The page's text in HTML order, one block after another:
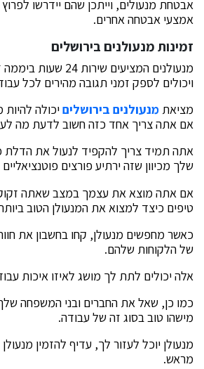
אבטחת מנעולים, וייתכן שהם יידרשו
אמצעי אבטחה אחרים.
זמינות מנעולנים בירושלים
מנעולנים המציעים
ויכולים לספק זמני תגובה מהירים לכל
מציאת מנעולנים בירושליםיכולה
אם אתה צריך אחד כזה חשוב לדעת מה
אתה תמיד צריך להקפיד לנעול את הדלת
שלך מכיוון שזה ירתיע פורצים
אם אתה מוצא את עצמך במצב שאתה
טיפים כיצד למצוא את המנעולן הטוב
כאשר מחפשים מנעולן, קחו בחשבון את
של הלקוחות שלהם.
אלה יכולים לתת לך מושג לאיזו איכות
כמו כן, שאל את החברים ובני המשפחה
מישהו טוב בסוג זה של עבודה.
מנעולן יוכל לעזור לך, עדיף להזמין
מראש.